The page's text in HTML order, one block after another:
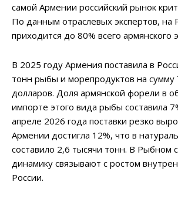
самой Армении российский рынок
По данным отраслевых экспертов, на
приходится до 80% всего армянского
В 2025 году Армения поставила в
тонн рыбы и морепродуктов на сумму
долларов. Доля армянской форели в
импорте этого вида рыбы составила
апреле 2026 года поставки резко
Армении достигла 12%, что в
составило 2,6 тысячи тонн. В Рыбном
динамику связывают с ростом
России.